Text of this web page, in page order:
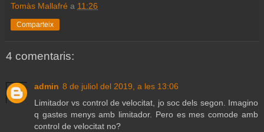
Tomàs Mallafré a 11:26
Comparteix
4 comentaris:
admin 8 de juliol del 2019, a les 13:06
Limitador vs control de velocitat, jo soc dels segon. Imagino
q gastes menys amb limitador. Pero es mes comode amb
control de velocitat no?